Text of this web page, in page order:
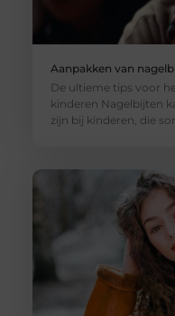
Aanpakken van
De ultieme tips voor
kinderen Nagelbijten
zijn bij kinderen, die